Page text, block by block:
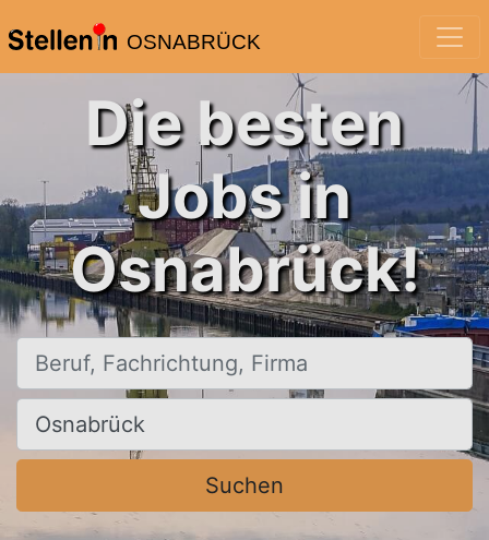
OSNABRÜCK
Die besten
Jobs in
Osnabrück!
Beruf, Fachrichtung, Firma
Ort, Stadt
Suchen